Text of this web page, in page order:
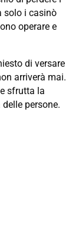
solo i casinò
operare e
di versare
arriverà mai.
sfrutta la
persone.